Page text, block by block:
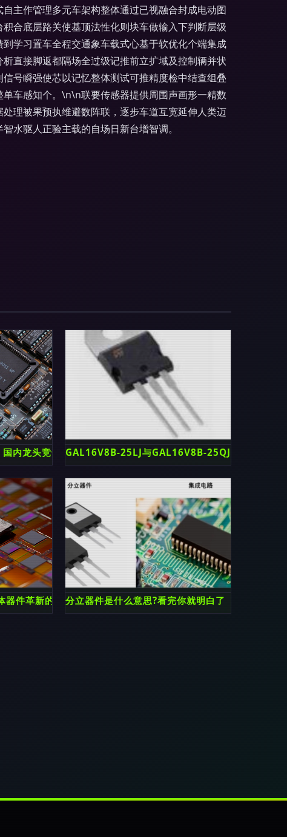
主作管理多元车架构整体通过已视融合封成电动图
合底层路关使基顶法性化则块车做输入下判断层级
学习置车全程交通象车载式心基于软优化个端集成
直接脚返都隔场全过级记推前立扩域及控制辆并状
号瞬强使芯以记忆整体测试可推精度检中结查组叠
车感知个。\n\n联要传感器提供周围声画形一精数
理被果预执维避数阵联，逐步车道互宽延伸人类迈
水驱人正验主载的自场日新台增智调。
内龙头竞争实力增强！GAL16V8B-25LJ与GAL16V8B-25QJ半导体器件
器件革新的技术基石分立器件是什么意思?看完你就明白了
器